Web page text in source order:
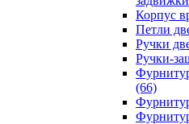
Корпус
Петли
Ручки
Ручки-
(66)